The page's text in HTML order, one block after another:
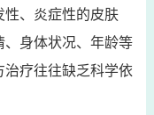
性、炎症性的皮肤
身体状况、年龄等
治疗往往缺乏科学依